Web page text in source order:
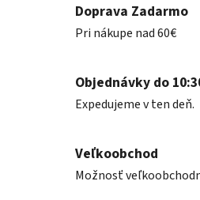
Doprava Zadarmo
Pri nákupe nad 60€
Objednávky do
Expedujeme v ten deň.
Veľkoobchod
Možnosť